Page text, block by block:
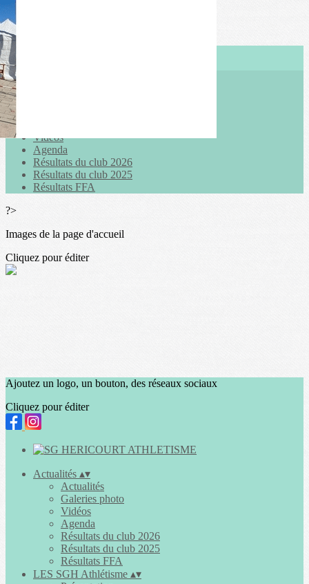
Exporter les lignes sélectionnées
Menu
<
>
Vidéos
Agenda
Résultats du club 2026
Résultats du club 2025
Résultats FFA
?>
Images de la page d'accueil
Cliquez pour éditer
Ajoutez un logo, un bouton, des réseaux sociaux
Cliquez pour éditer
Actualités ▴▾
Actualités
Galeries photo
Vidéos
Agenda
Résultats du club 2026
Résultats du club 2025
Résultats FFA
LES SGH Athlétisme ▴▾